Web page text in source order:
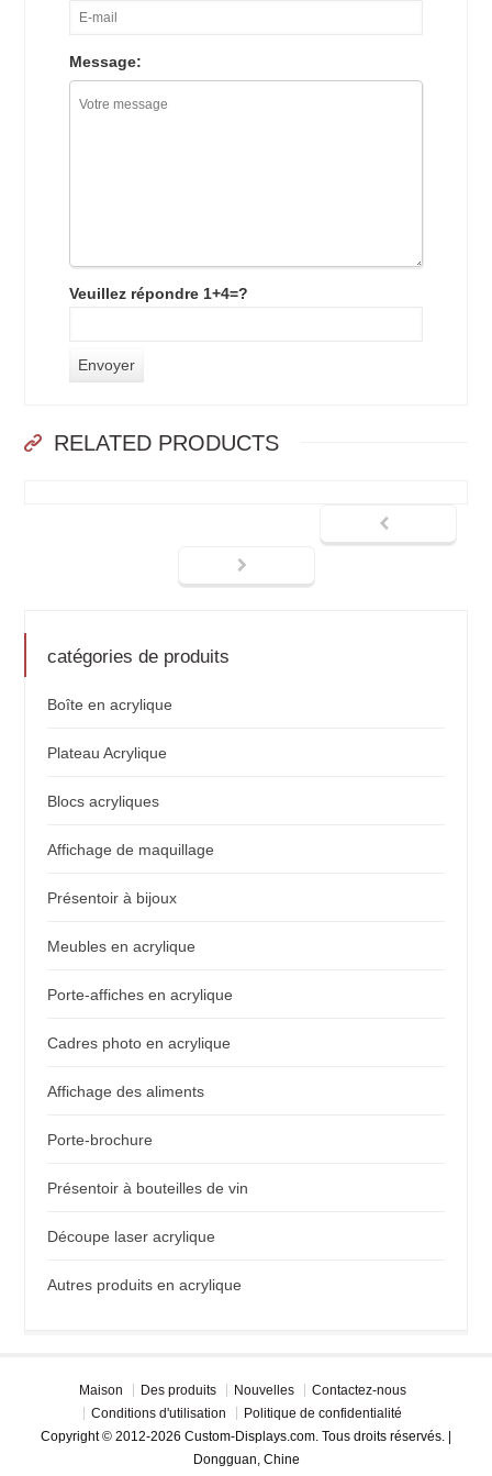
Message:
Veuillez répondre 1+4=?
RELATED PRODUCTS
catégories de produits
Boîte en acrylique
Plateau Acrylique
Blocs acryliques
Affichage de maquillage
Présentoir à bijoux
Meubles en acrylique
Porte-affiches en acrylique
Cadres photo en acrylique
Affichage des aliments
Porte-brochure
Présentoir à bouteilles de vin
Découpe laser acrylique
Autres produits en acrylique
Maison Des produits Nouvelles
Contactez-nous
Conditions d'utilisation
Politique de confidentialité
Copyright © 2012-2026 Custom-Displays.com. Tous droits réservés. |
Dongguan, Chine